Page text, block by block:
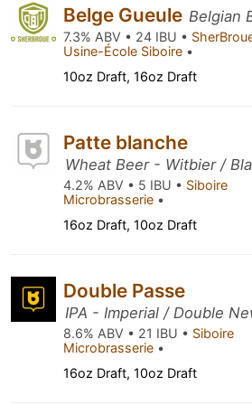
Belge Gueule Belgian
7.3% ABV • 24 IBU •
Usine-École Siboire •
10oz Draft, 16oz Draft
Patte blanche
Wheat Beer - Witbier /
4.2% ABV • 5 IBU • Siboire
Microbrasserie •
16oz Draft, 10oz Draft
Double Passe
IPA - Imperial / Double
8.6% ABV • 21 IBU • Siboire
Microbrasserie •
16oz Draft, 10oz Draft